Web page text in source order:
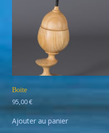
Boite
95,00€
Ajouter au panier